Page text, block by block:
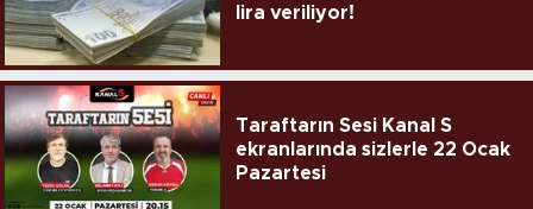
lira veriliyor!
Taraftarın Sesi Kanal S
ekranlarında sizlerle 22 Ocak
Pazartesi